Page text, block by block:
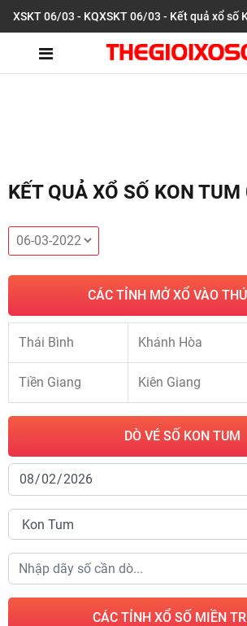
XSKT 06/03 - KQXSKT 06/03 - Kết quả xổ số
KẾT QUẢ XỔ SỐ KON
CÁC TỈNH MỞ XỔ VÀO
Thái Bình Khánh Hòa
Tiền Giang Kiên Giang
DÒ VÉ SỐ KON TUM
CÁC TỈNH XỔ SỐ MIỀN